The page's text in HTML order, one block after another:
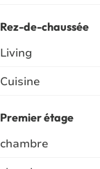
Rez-de-chaussée
Living
Cuisine
Premier étage
chambre